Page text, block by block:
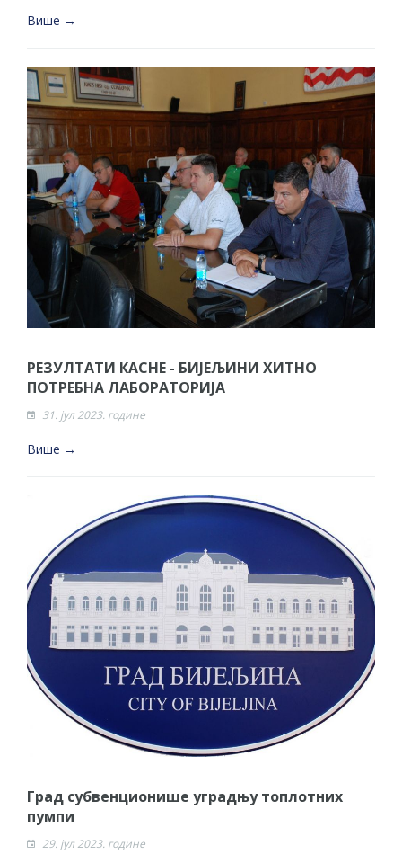
Више →
РЕЗУЛТАТИ КАСНЕ - БИЈЕЉИНИ ХИТНО
ПОТРЕБНА ЛАБОРАТОРИЈА
31. јул 2023. године
Више →
Град субвенционише уградњу топлотних
пумпи
29. јул 2023. године